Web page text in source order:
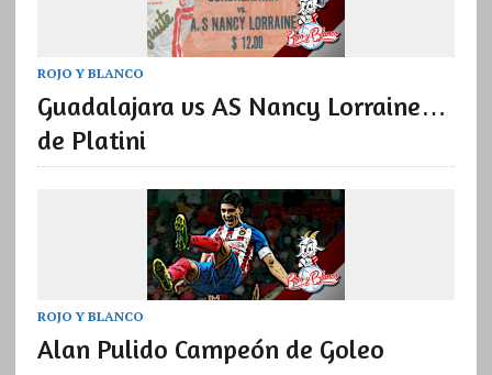
ROJO Y BLANCO
Guadalajara vs AS Nancy Lorraine…
de Platini
ROJO Y BLANCO
Alan Pulido Campeón de Goleo